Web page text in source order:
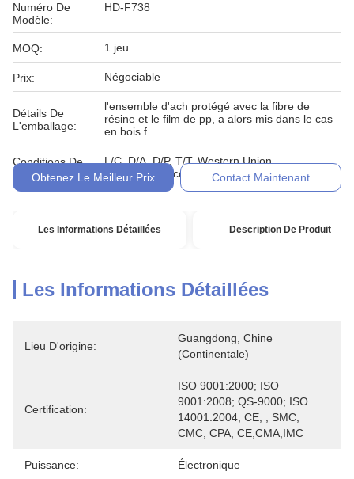
Numéro De
Modèle:
HD-F738
MOQ: 1 jeu
Prix: Négociable
Détails De
L'emballage:
l'ensemble d'ach protégé avec la fibre de
résine et le film de pp, a alors mis dans le cas
en bois f
Conditions De
Paiement:
L/C, D/A, D/P, T/T, Western Union,
MoneyGram, comptant, engagement
Obtenez Le Meilleur Prix Contact Maintenant
Les Informations Détaillées Description De Produit
Les Informations Détaillées
Lieu D'origine:
Guangdong, Chine
(continentale)
Certification:
ISO 9001:2000; ISO
9001:2008; QS-9000; ISO
14001:2004; CE, , SMC,
CMC, CPA, CE,CMA,IMC
Puissance: Électronique